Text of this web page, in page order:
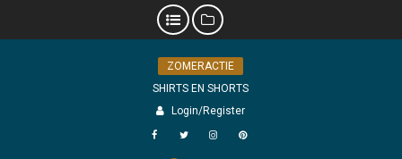
ZOMERACTIE
SHIRTS EN SHORTS
Login/Register